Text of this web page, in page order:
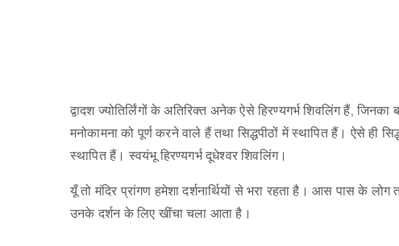
द्वादश ज्योतिर्लिंगों के अतिरिक्त अनेक ऐसे हिरण्यगर्भ शिवलिंग हैं,
मनोकामना को पूर्ण करने वाले हैं तथा सिद्धपीठों में स्थापित हैं। ऐसे ही
स्थापित हैं। स्वयंभू हिरण्यगर्भ दूधेश्वर शिवलिंग।
यूँ तो मंदिर प्रांगण हमेशा दर्शनार्थियों से भरा रहता है। आस पास के
उनके दर्शन के लिए खींचा चला आता है।